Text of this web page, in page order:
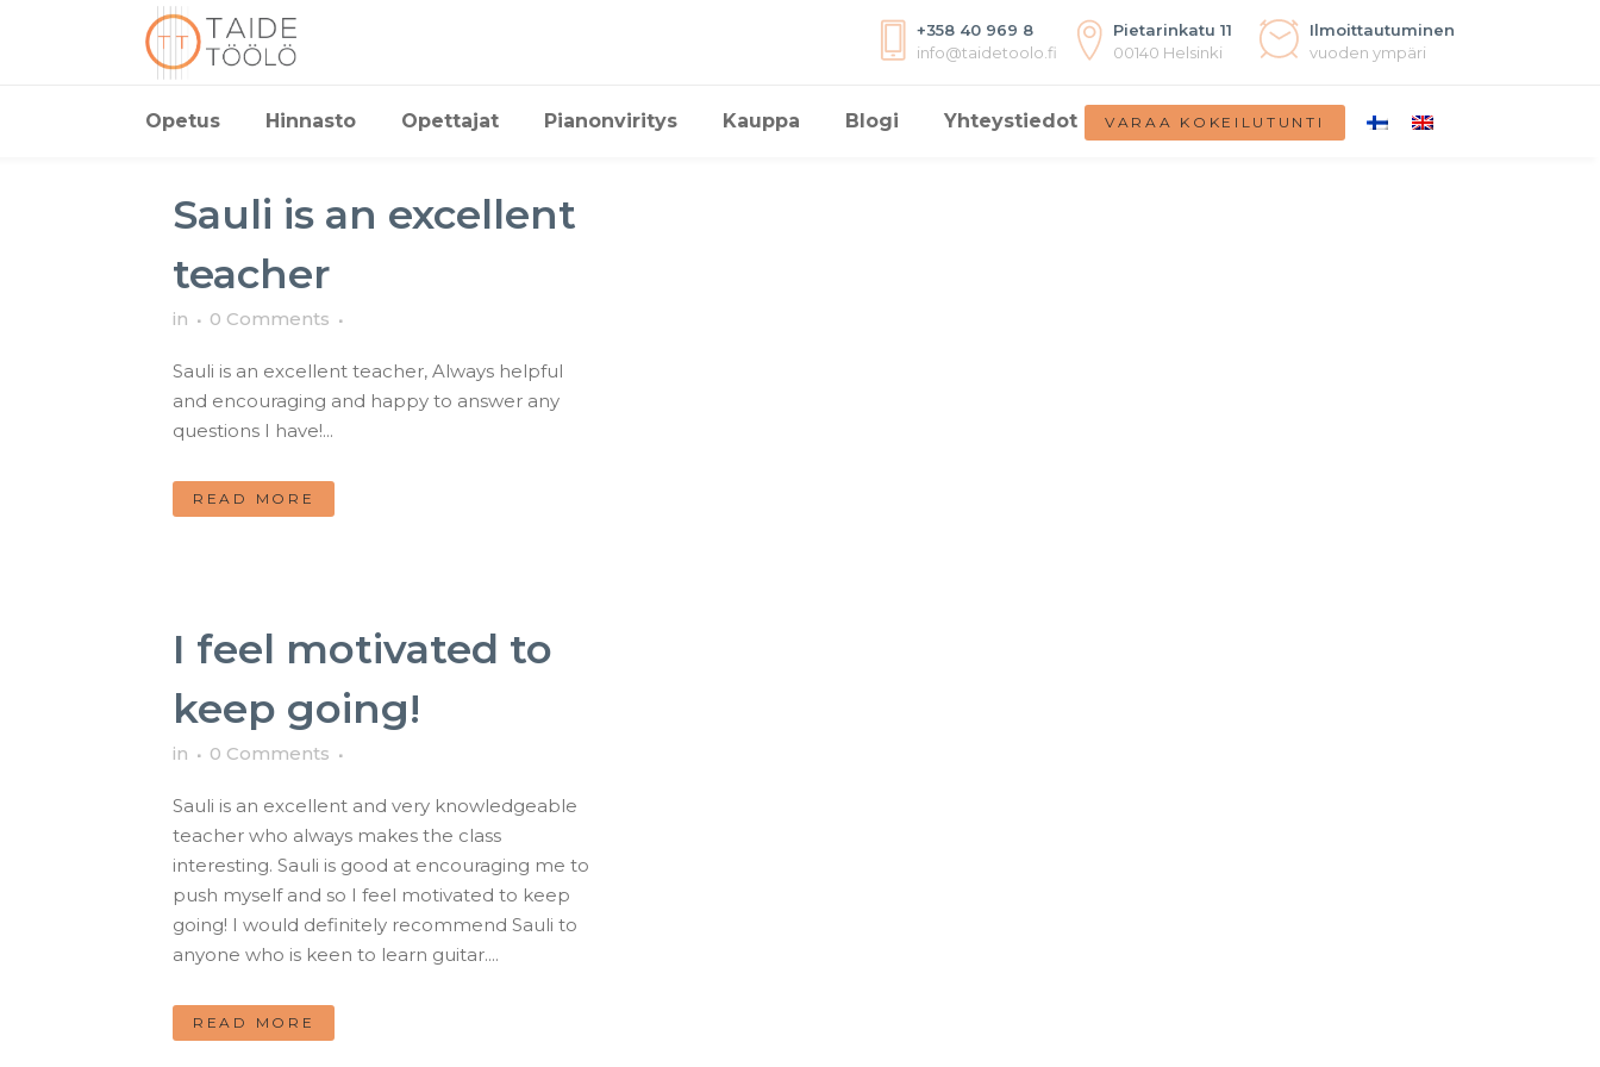
+358 40 969 8
info@taidetoolo.fi
Pietarinkatu 11
00140 Helsinki
Ilmoittautuminen
vuoden ympäri
Opetus Hinnasto Opettajat Pianonviritys Kauppa Blogi Yhteystiedot VARAA KOKEILUTUNTI
Sauli is an excellent
teacher
in 0 Comments
Sauli is an excellent teacher, Always helpful
and encouraging and happy to answer any
questions I have!...
READ MORE
I feel motivated to
keep going!
in 0 Comments
Sauli is an excellent and very knowledgeable
teacher who always makes the class
interesting. Sauli is good at encouraging me to
push myself and so I feel motivated to keep
going! I would definitely recommend Sauli to
anyone who is keen to learn guitar....
READ MORE